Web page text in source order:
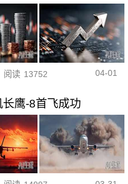
阅读 13752 04-01
鹰-8首飞成功